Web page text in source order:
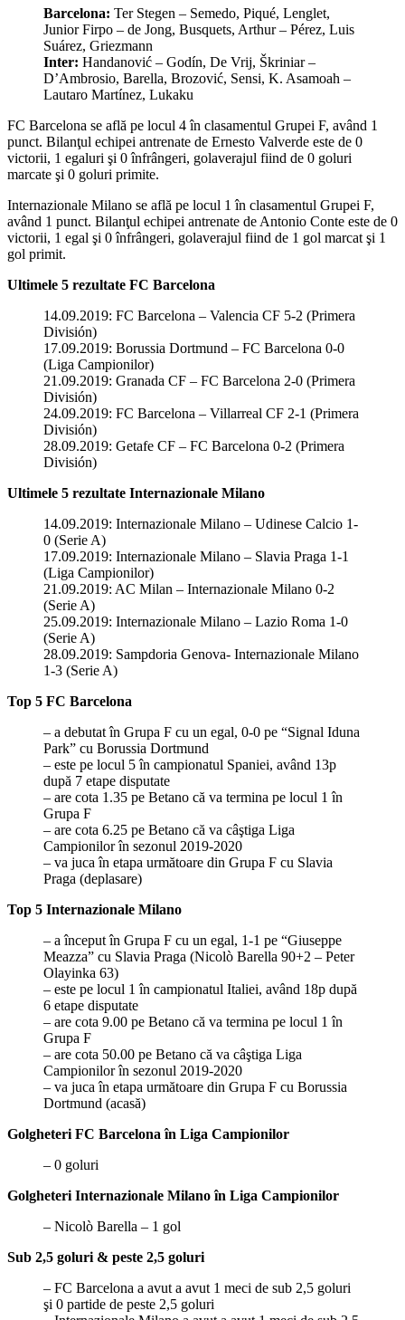
Barcelona: Ter Stegen – Semedo, Piqué, Lenglet,
Junior Firpo – de Jong, Busquets, Arthur – Pérez, Luis
Suárez, Griezmann
Inter: Handanović – Godín, De Vrij, Škriniar –
D’Ambrosio, Barella, Brozović, Sensi, K. Asamoah –
Lautaro Martínez, Lukaku
FC Barcelona se află pe locul 4 în clasamentul Grupei F, având 1
punct. Bilanţul echipei antrenate de Ernesto Valverde este de 0
victorii, 1 egaluri şi 0 înfrângeri, golaverajul fiind de 0 goluri
marcate şi 0 goluri primite.
Internazionale Milano se află pe locul 1 în clasamentul Grupei F,
având 1 punct. Bilanţul echipei antrenate de Antonio Conte este de 0
victorii, 1 egal şi 0 înfrângeri, golaverajul fiind de 1 gol marcat şi 1
gol primit.
Ultimele 5 rezultate FC Barcelona
14.09.2019: FC Barcelona – Valencia CF 5-2 (Primera
División)
17.09.2019: Borussia Dortmund – FC Barcelona 0-0
(Liga Campionilor)
21.09.2019: Granada CF – FC Barcelona 2-0 (Primera
División)
24.09.2019: FC Barcelona – Villarreal CF 2-1 (Primera
División)
28.09.2019: Getafe CF – FC Barcelona 0-2 (Primera
División)
Ultimele 5 rezultate Internazionale Milano
14.09.2019: Internazionale Milano – Udinese Calcio 1-
0 (Serie A)
17.09.2019: Internazionale Milano – Slavia Praga 1-1
(Liga Campionilor)
21.09.2019: AC Milan – Internazionale Milano 0-2
(Serie A)
25.09.2019: Internazionale Milano – Lazio Roma 1-0
(Serie A)
28.09.2019: Sampdoria Genova- Internazionale Milano
1-3 (Serie A)
Top 5 FC Barcelona
– a debutat în Grupa F cu un egal, 0-0 pe “Signal Iduna
Park” cu Borussia Dortmund
– este pe locul 5 în campionatul Spaniei, având 13p
după 7 etape disputate
– are cota 1.35 pe Betano că va termina pe locul 1 în
Grupa F
– are cota 6.25 pe Betano că va câştiga Liga
Campionilor în sezonul 2019-2020
– va juca în etapa următoare din Grupa F cu Slavia
Praga (deplasare)
Top 5 Internazionale Milano
– a început în Grupa F cu un egal, 1-1 pe “Giuseppe
Meazza” cu Slavia Praga (Nicolò Barella 90+2 – Peter
Olayinka 63)
– este pe locul 1 în campionatul Italiei, având 18p după
6 etape disputate
– are cota 9.00 pe Betano că va termina pe locul 1 în
Grupa F
– are cota 50.00 pe Betano că va câştiga Liga
Campionilor în sezonul 2019-2020
– va juca în etapa următoare din Grupa F cu Borussia
Dortmund (acasă)
Golgheteri FC Barcelona în Liga Campionilor
– 0 goluri
Golgheteri Internazionale Milano în Liga Campionilor
– Nicolò Barella – 1 gol
Sub 2,5 goluri & peste 2,5 goluri
– FC Barcelona a avut a avut 1 meci de sub 2,5 goluri
şi 0 partide de peste 2,5 goluri